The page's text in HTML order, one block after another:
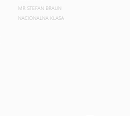
MR STEFAN BRAUN
NACIONALNA KLASA